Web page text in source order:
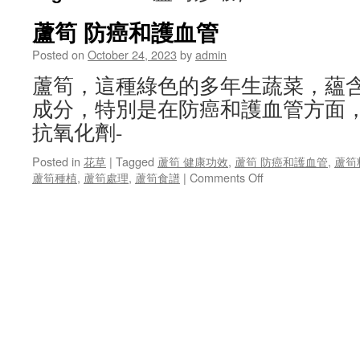
蘆筍 防癌和護血管
Posted on October 24, 2023 byadmin
蘆筍，這種綠色的多年生蔬菜，蘊
成分，特別是在防癌和護血管方面
抗氧化劑-
Posted in 花草 | Tagged 蘆筍 健康功效, 蘆筍 防癌和護血管, 蘆
蘆筍種植, 蘆筍處理, 蘆筍食譜 | Comments Offon